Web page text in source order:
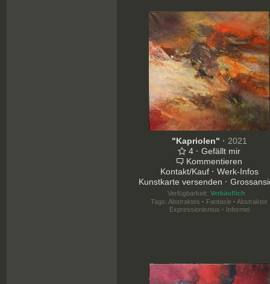
"Kapriolen" · 2021
4 · Gefällt mir
Kommentieren
Kontakt/Kauf · Werk-Infos
Kunstkarte versenden ·
Verfügbarkeit: Verkäuflich
Tags:Abstraktes · Fantasie · Abstrakter
Expressionismus · Informel